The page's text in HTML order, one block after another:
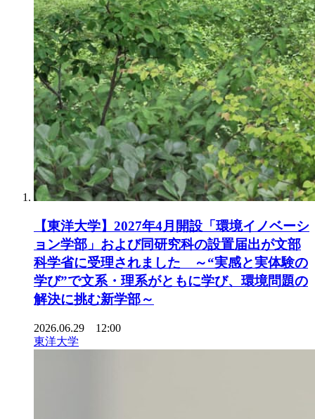
【東洋大学】2027年4月開設「環境イノベーシ
ョン学部」および同研究科の設置届出が文部
科学省に受理されました ～“実感と実体験の
学び”で文系・理系がともに学び、環境問題の
解決に挑む新学部～
2026.06.29 12:00
東洋大学